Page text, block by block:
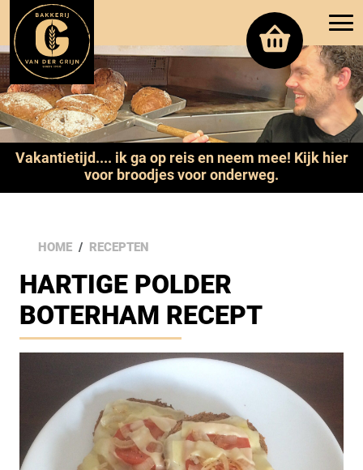
Vakantietijd.... ik ga op reis en neem mee! Kijk hier
voor broodjes voor onderweg.
HOME RECEPTEN
HARTIGE POLDER
BOTERHAM RECEPT